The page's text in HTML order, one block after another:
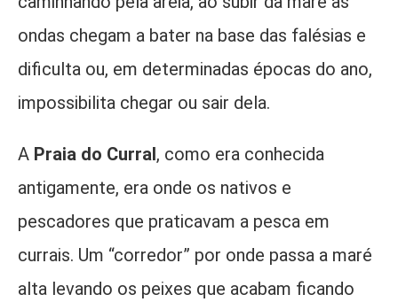
ondas chegam a bater na base das falésias e
dificulta ou, em determinadas épocas do ano,
impossibilita chegar ou sair dela.
A Praia do Curral, como era conhecida
antigamente, era onde os nativos e
pescadores que praticavam a pesca em
currais. Um “corredor” por onde passa a maré
alta levando os peixes que acabam ficando